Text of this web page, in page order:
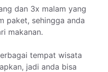
dan 3x malam yang
paket, sehingga anda
makanan.
tempat wisata
jadi anda bisa